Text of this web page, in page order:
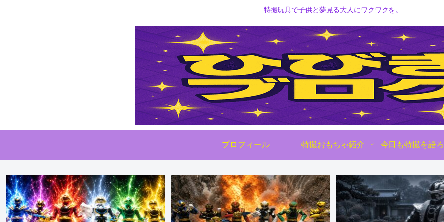
特撮玩具で子供と夢見る大人にワクワクを。
プロフィール 特撮おもちゃ紹介 今日も特撮を語